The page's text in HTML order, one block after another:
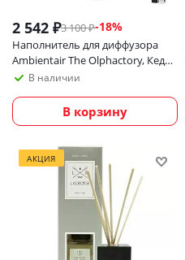
2 542 ₽3 100₽-18%
Наполнитель для диффузора
Ambientair The Olphactory, Кедр
и уд, 250 мл
В наличии
В корзину
АКЦИЯ